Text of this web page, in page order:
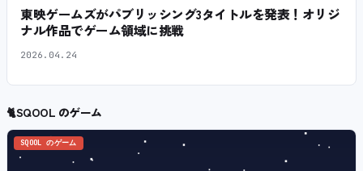
東映ゲームズがパブリッシング3タイトルを発表！オリジ
ナル作品でゲーム領域に挑戦
2026.04.24
🐈SQOOL のゲーム
SQOOL のゲーム